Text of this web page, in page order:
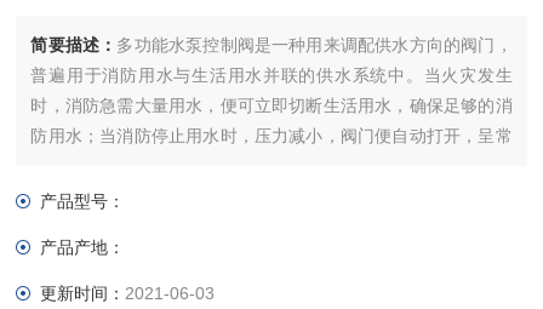
简要描述： 多功能水泵控制阀是一种用来调配供水方向的阀门，
普遍用于消防用水与生活用水并联的供水系统中。当火灾发生
时，消防急需大量用水，便可立即切断生活用水，确保足够的消
防用水；当消防停止用水时，压力减小，阀门便自动打开，呈常
产品型号：
产品产地：
更新时间： 2021-06-03